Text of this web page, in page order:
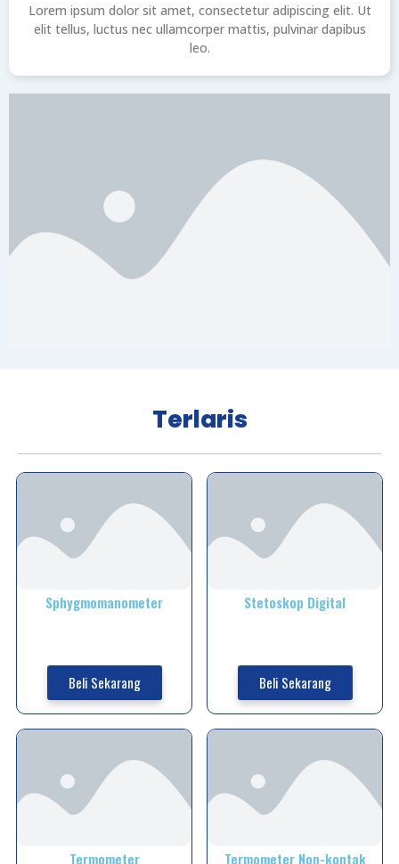
Lorem ipsum dolor sit amet, consectetur adipiscing elit. Ut
elit tellus, luctus nec ullamcorper mattis, pulvinar dapibus
leo.
Terlaris
Sphygmomanometer
Beli Sekarang
Stetoskop Digital
Beli Sekarang
Termometer Termometer Non-kontak